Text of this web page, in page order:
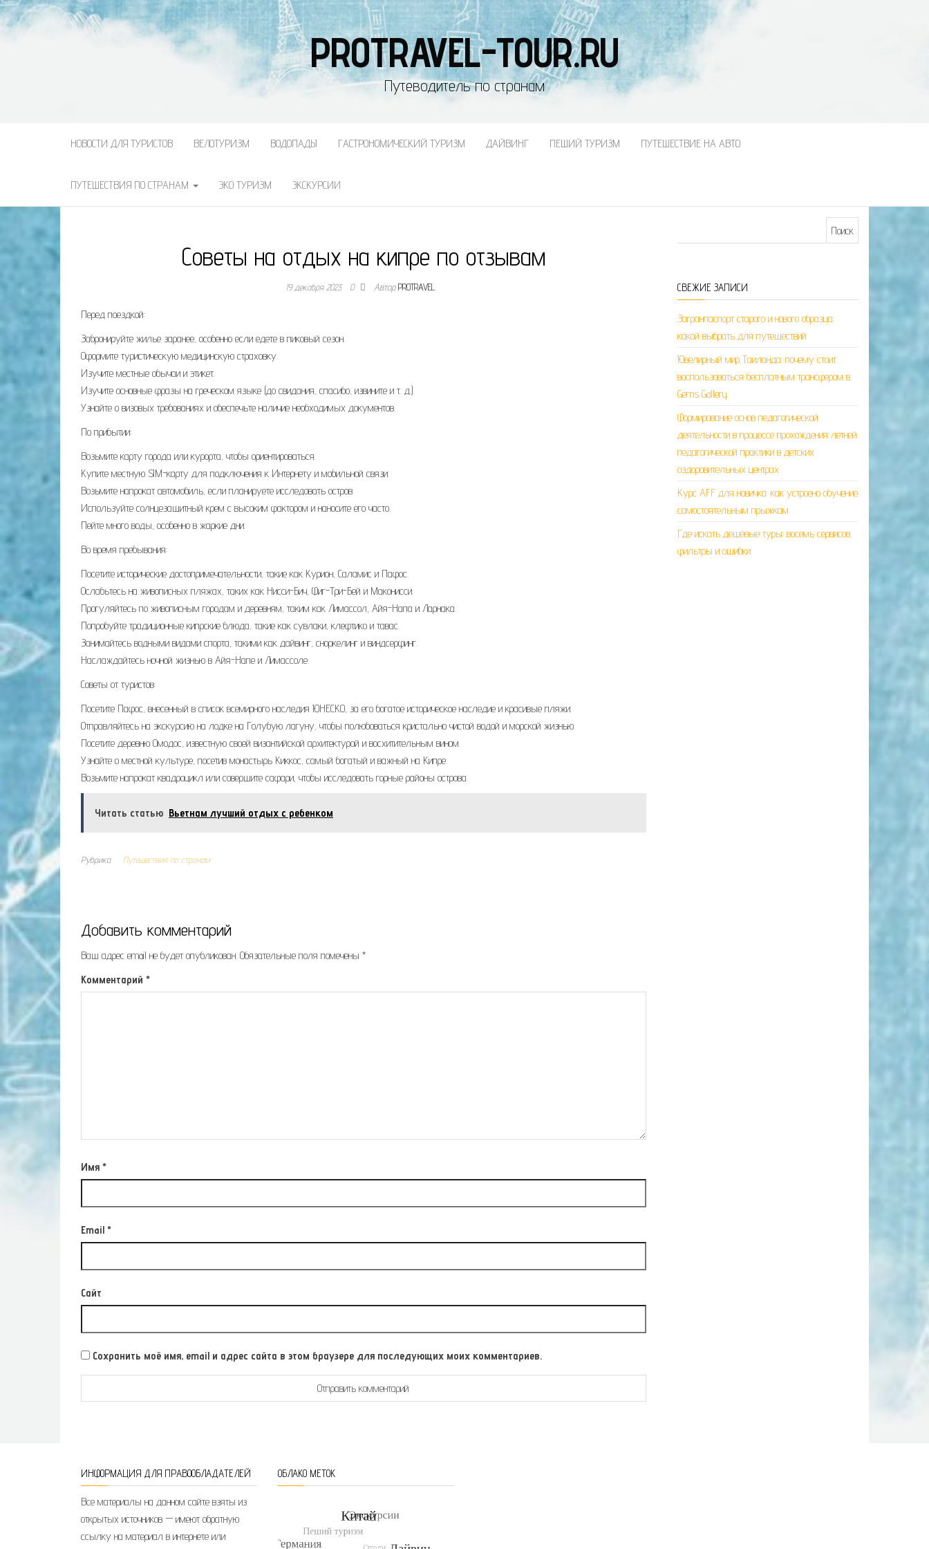
PROTRAVEL-TOUR.RU
Путеводитель по странам
НОВОСТИ ДЛЯ ТУРИСТОВ ВЕЛОТУРИЗМ ВОДОПАДЫ ГАСТРОНОМИЧЕСКИЙ ТУРИЗМ ДАЙВИНГ ПЕШИЙ ТУРИЗМ ПУТЕШЕСТВИЕ НА АВТО
ПУТЕШЕСТВИЯ ПО СТРАНАМ ЭКО ТУРИЗМ ЭКСКУРСИИ
Советы на отдых на кипре по отзывам
19 декабря 2023 0 АвторPROTRAVEL
Перед поездкой:
Забронируйте жилье заранее, особенно если едете в пиковый сезон.
Оформите туристическую медицинскую страховку.
Изучите местные обычаи и этикет.
Изучите основные фразы на греческом языке (до свидания, спасибо, извините и т. д.).
Узнайте о визовых требованиях и обеспечьте наличие необходимых документов.
По прибытии:
Возьмите карту города или курорта, чтобы ориентироваться.
Купите местную SIM-карту для подключения к Интернету и мобильной связи.
Возьмите напрокат автомобиль, если планируете исследовать остров.
Используйте солнцезащитный крем с высоким фактором и наносите его часто.
Пейте много воды, особенно в жаркие дни.
Во время пребывания:
Посетите исторические достопримечательности, такие как Курион, Саламис и Пафос.
Ослабьтесь на живописных пляжах, таких как Нисси-Бич, Фиг-Три-Бей и Маконисси.
Прогуляйтесь по живописным городам и деревням, таким как Лимассол, Айя-Напа и Ларнака.
Попробуйте традиционные кипрские блюда, такие как сувлаки, клефтико и тавас.
Занимайтесь водными видами спорта, такими как дайвинг, сноркелинг и виндсерфинг.
Наслаждайтесь ночной жизнью в Айя-Напе и Лимассоле.
Советы от туристов:
Посетите Пафос, внесенный в список всемирного наследия ЮНЕСКО, за его богатое историческое наследие и красивые пляжи.
Отправляйтесь на экскурсию на лодке на Голубую лагуну, чтобы полюбоваться кристально чистой водой и морской жизнью.
Посетите деревню Омодос, известную своей византийской архитектурой и восхитительным вином.
Узнайте о местной культуре, посетив монастырь Киккос, самый богатый и важный на Кипре.
Возьмите напрокат квадроцикл или совершите сафари, чтобы исследовать горные районы острова.
Читать статью Вьетнам лучший отдых с ребенком
Рубрика Путешествия по странам
Добавить комментарий
Ваш адрес email не будет опубликован. Обязательные поля помечены *
Комментарий *
Имя *
Email *
Сайт
Сохранить моё имя, email и адрес сайта в этом браузере для последующих моих комментариев.
СВЕЖИЕ ЗАПИСИ
Загранпаспорт старого и нового образца:
какой выбрать для путешествий
Ювелирный мир Таиланда: почему стоит
воспользоваться бесплатным трансфером в
Gems Gallery
Формирование основ педагогической
деятельности в процессе прохождения летней
педагогической практики в детских
оздоровительных центрах
Курс AFF для новичка: как устроено обучение
самостоятельным прыжкам
Где искать дешёвые туры: восемь сервисов,
фильтры и ошибки
ИНФОРМАЦИЯ ДЛЯ ПРАВООБЛАДАТЕЛЕЙ
Все материалы на данном сайте взяты из
открытых источников — имеют обратную
ссылку на материал в интернете или
ОБЛАКО МЕТОК